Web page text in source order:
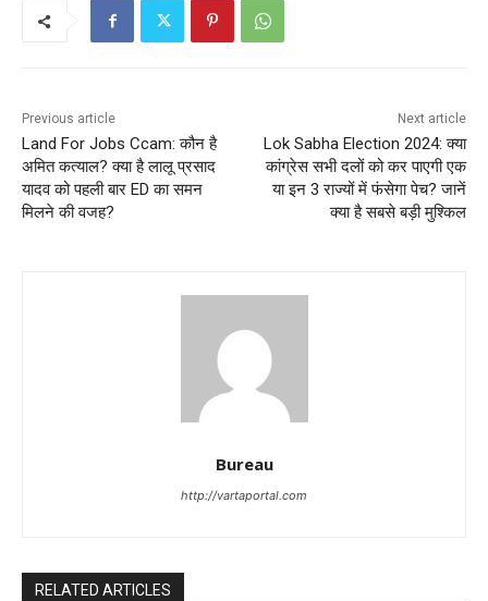
Previous article
Land For Jobs Ccam: कौन है
अमित कत्याल? क्‍या है लालू प्रसाद
यादव को पहली बार ED का समन
म‍िलने की वजह?
Next article
Lok Sabha Election 2024: क्‍या
कांग्रेस सभी दलों को कर पाएगी एक
या इन 3 राज्‍यों में फंसेगा पेच? जानें
क्‍या है सबसे बड़ी मुश्‍किल
Bureau
http://vartaportal.com
RELATED ARTICLES